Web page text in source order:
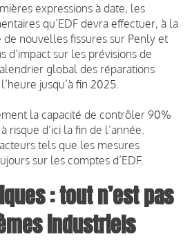
expressions à date, les
qu’EDF devra effectuer, à la
nouvelles fissures sur Penly et
d’impact sur les prévisions de
global des réparations
jusqu’à fin 2025.
la capacité de contrôler 90%
risque d’ici la fin de l’année.
tels que les mesures
sur les comptes d’EDF.
: tout n’est pas
industriels